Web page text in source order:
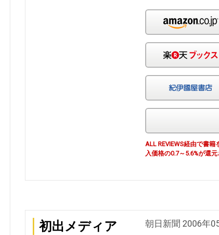
ALL REVIEWS経由で書
入価格の0.7～5.6%が還
初出メディア 朝日新聞 2006年